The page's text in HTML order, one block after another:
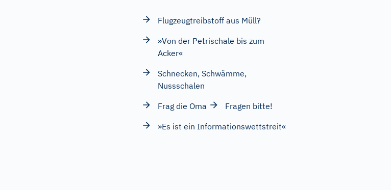
Flugzeugtreibstoff aus Müll?
»Von der Petrischale bis zum
Acker«
Schnecken, Schwämme,
Nussschalen
Frag die Oma
Fragen bitte!
»Es ist ein Informationswettstreit«